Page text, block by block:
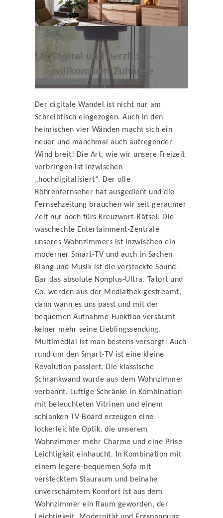
Digital und herzlich –
willkommen Zuhause
Der digitale Wandel ist nicht nur am
Schreibtisch eingezogen. Auch in den
heimischen vier Wänden macht sich ein
neuer und manchmal auch aufregender
Wind breit! Die Art, wie wir unsere Freizeit
verbringen ist inzwischen
„hochdigitalisiert“. Der olle
Röhrenfernseher hat ausgedient und die
Fernsehzeitung brauchen wir seit geraumer
Zeit nur noch fürs Kreuzwort-Rätsel. Die
waschechte Entertainment-Zentrale
unseres Wohnzimmers ist inzwischen ein
moderner Smart-TV und auch in Sachen
Klang und Musik ist die versteckte Sound-
Bar das absolute Nonplus-Ultra. Tatort und
Co. werden aus der Mediathek gestreamt,
dann wann es uns passt und mit der
bequemen Aufnahme-Funktion versäumt
keiner mehr seine Lieblingssendung.
Multimedial ist man bestens versorgt! Auch
rund um den Smart-TV ist eine kleine
Revolution passiert. Die klassische
Schrankwand wurde aus dem Wohnzimmer
verbannt. Luftige Schränke in Kombination
mit beleuchteten Vitrinen und einem
schlanken TV-Board erzeugen eine
lockerleichte Optik, die unserem
Wohnzimmer mehr Charme und eine Prise
Leichtigkeit einhaucht. In Kombination mit
einem legere-bequemen Sofa mit
verstecktem Stauraum und beinahe
unverschämtem Komfort ist aus dem
Wohnzimmer ein Raum geworden, der